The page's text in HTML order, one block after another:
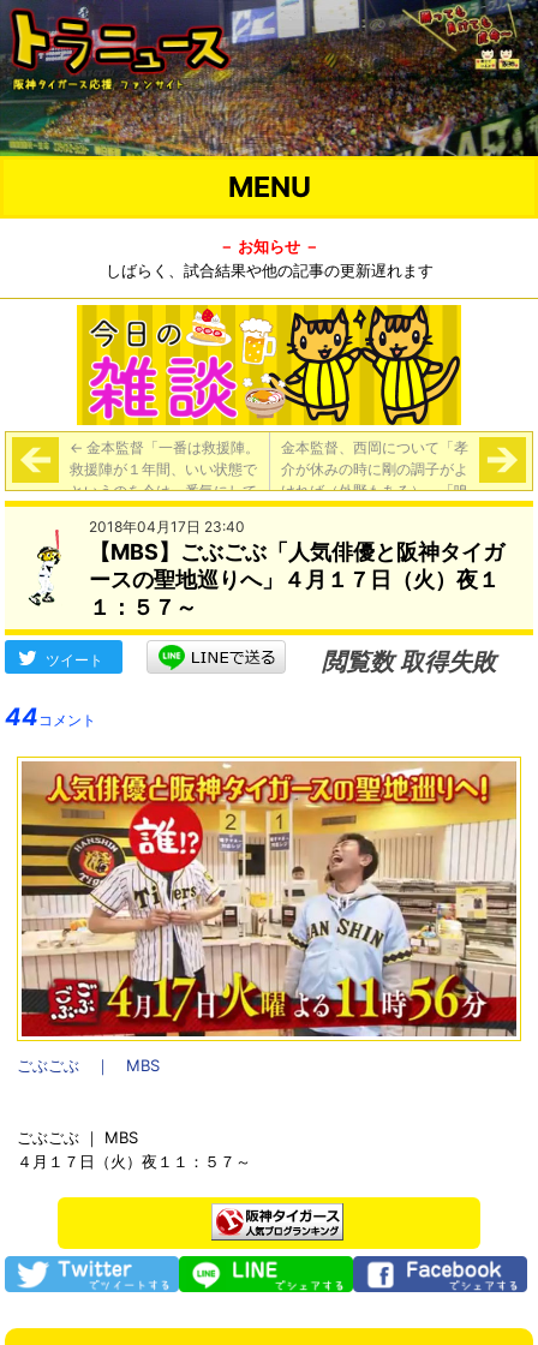
MENU
－ お知らせ －
しばらく、試合結果や他の記事の更新遅れます
← 金本監督「一番は救援陣。
救援陣が１年間、いい状態で
というのを今は一番気にして
いるから」
金本監督、西岡について「孝
介が休みの時に剛の調子がよ
ければ（外野もある）」「嗅
覚がすごいから。クンクン。
ろちょろ練習してますよ」→
2018年04月17日 23:40
【MBS】ごぶごぶ「人気俳優と阪神タイガ
ースの聖地巡りへ」４月１７日（火）夜１
１：５７～
ツイート
閲覧数 取得失敗
44コメント
ごぶごぶ ｜ MBS
ごぶごぶ ｜ MBS
４月１７日（火）夜１１：５７～